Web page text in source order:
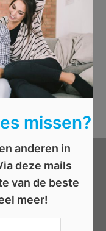
missen?
anderen in
deze mails
van de beste
meer!